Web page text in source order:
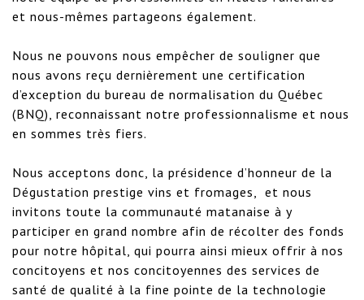
et nous-mêmes partageons également.
Nous ne pouvons nous empêcher de souligner que
nous avons reçu dernièrement une certification
d’exception du bureau de normalisation du Québec
(BNQ), reconnaissant notre professionnalisme et nous
en sommes très fiers.
Nous acceptons donc, la présidence d’honneur de la
Dégustation prestige vins et fromages,  et nous
invitons toute la communauté matanaise à y
participer en grand nombre afin de récolter des fonds
pour notre hôpital, qui pourra ainsi mieux offrir à nos
concitoyens et nos concitoyennes des services de
santé de qualité à la fine pointe de la technologie